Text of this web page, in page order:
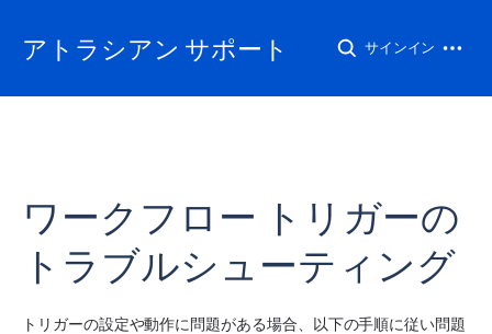
アトラシアン サポート サインイン
ワークフロー トリガーの
トラブルシューティング
トリガーの設定や動作に問題がある場合、以下の手順に従い問題